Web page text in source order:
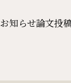
お知らせ論文投